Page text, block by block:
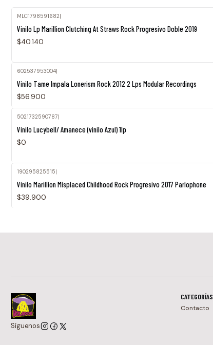
MLC1798591682|
Vinilo Lp Marillion Clutching At Straws Rock Progresivo Doble 2019
$40.140
602537953004|
Vinilo Tame Impala Lonerism Rock 2012 2 Lps Modular Recordings
$56.900
5021732590787
Vinilo Lucybell/ Amanece (vinilo Azul) 1lp
$0
190295825515
Vinilo Marillion Misplaced Childhood Rock Progresivo 2017 Parlophone
$39.900
Síguenos
CATEGORÍAS
Contacto